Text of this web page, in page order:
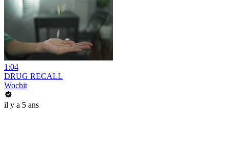
1:04
DRUG RECALL
Wochit
il y a 5 ans